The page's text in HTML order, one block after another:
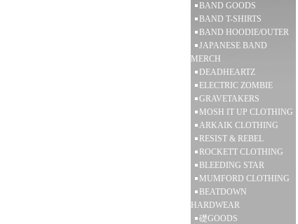
BAND GOODS
BAND T-SHIRTS
BAND HOODIE/OUTER
JAPANESE BAND
MERCH
DEADHEARTZ
ELECTRIC ZOMBIE
GRAVETAKERS
MOSH IT UP CLOTHING
ARKAIK CLOTHING
RESIST & REBEL
ROCKETT CLOTHING
BLEEDING STAR
MUMFORD CLOTHING
BEATDOWN
HARDWEAR
礎GOODS